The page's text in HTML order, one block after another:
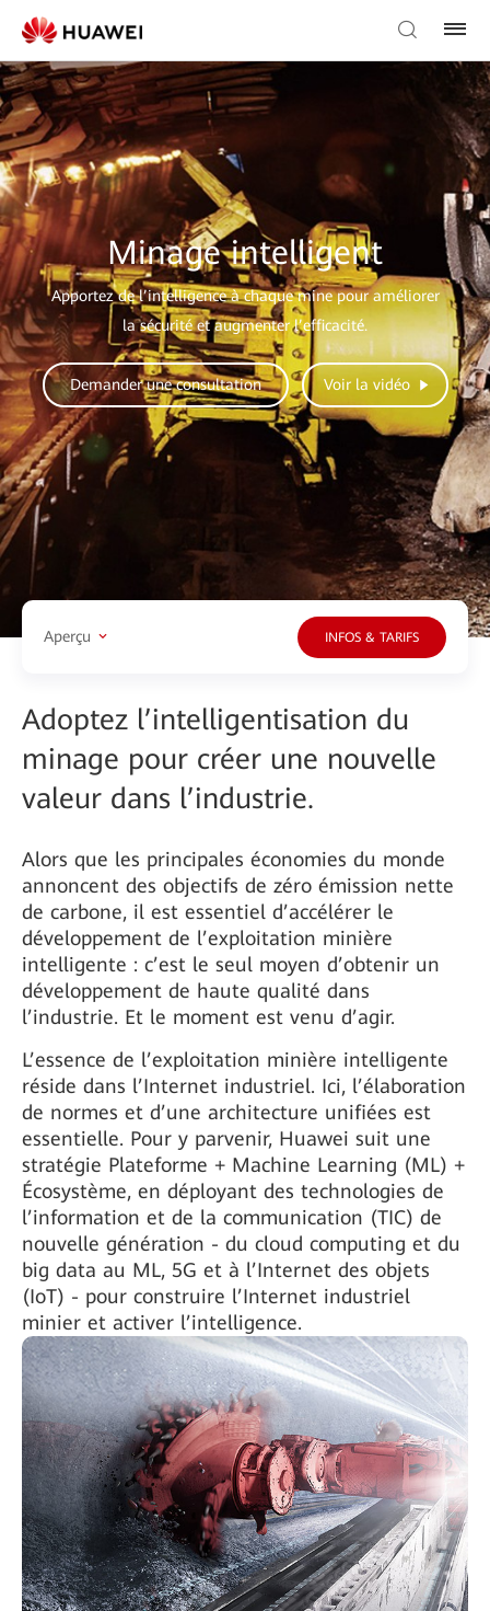
Minage intelligent
Apportez de l’intelligence à chaque mine pour améliorer
la sécurité et augmenter l’efficacité.
Demander une consultation Voir la vidéo
Aperçu INFOS & TARIFS
Adoptez l’intelligentisation du
minage pour créer une nouvelle
valeur dans l’industrie.
Alors que les principales économies du monde
annoncent des objectifs de zéro émission nette
de carbone, il est essentiel d’accélérer le
développement de l’exploitation minière
intelligente : c’est le seul moyen d’obtenir un
développement de haute qualité dans
l’industrie. Et le moment est venu d’agir.
L’essence de l’exploitation minière intelligente
réside dans l’Internet industriel. Ici, l’élaboration
de normes et d’une architecture unifiées est
essentielle. Pour y parvenir, Huawei suit une
stratégie Plateforme + Machine Learning (ML) +
Écosystème, en déployant des technologies de
l’information et de la communication (TIC) de
nouvelle génération - du cloud computing et du
big data au ML, 5G et à l’Internet des objets
(IoT) - pour construire l’Internet industriel
minier et activer l’intelligence.